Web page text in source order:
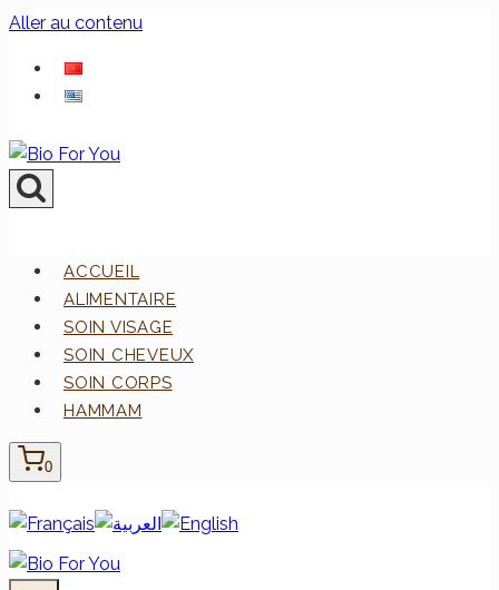
Aller au contenu
ACCUEIL
ALIMENTAIRE
SOIN VISAGE
SOIN CHEVEUX
SOIN CORPS
HAMMAM
0